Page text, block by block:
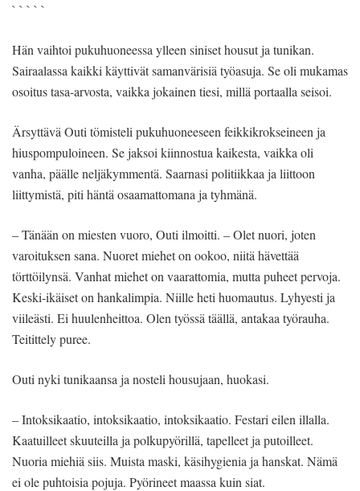
` ` ` ` `
Hän vaihtoi pukuhuoneessa ylleen siniset housut ja tunikan.
Sairaalassa kaikki käyttivät samanvärisiä työasuja. Se oli mukamas
osoitus tasa-arvosta, vaikka jokainen tiesi, millä portaalla seisoi.
Ärsyttävä Outi tömisteli pukuhuoneeseen feikkikrokseineen ja
hiuspompuloineen. Se jaksoi kiinnostua kaikesta, vaikka oli
vanha, päälle neljäkymmentä. Saarnasi politiikkaa ja liittoon
liittymistä, piti häntä osaamattomana ja tyhmänä.
– Tänään on miesten vuoro, Outi ilmoitti. – Olet nuori, joten
varoituksen sana. Nuoret miehet on ookoo, niitä hävettää
törttöilynsä. Vanhat miehet on vaarattomia, mutta puheet pervoja.
Keski-ikäiset on hankalimpia. Niille heti huomautus. Lyhyesti ja
viileästi. Ei huulenheittoa. Olen työssä täällä, antakaa työrauha.
Teitittely puree.
Outi nyki tunikaansa ja nosteli housujaan, huokasi.
– Intoksikaatio, intoksikaatio, intoksikaatio. Festari eilen illalla.
Kaatuilleet skuuteilla ja polkupyörillä, tapelleet ja putoilleet.
Nuoria miehiä siis. Muista maski, käsihygienia ja hanskat. Nämä
ei ole puhtoisia pojuja. Pyörineet maassa kuin siat.